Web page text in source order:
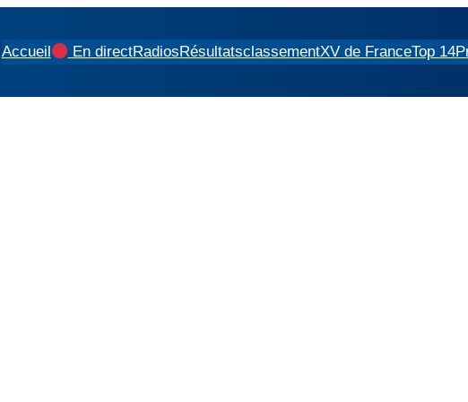
Accueil En directRadiosRésultatsclassementXV de FranceTop 14